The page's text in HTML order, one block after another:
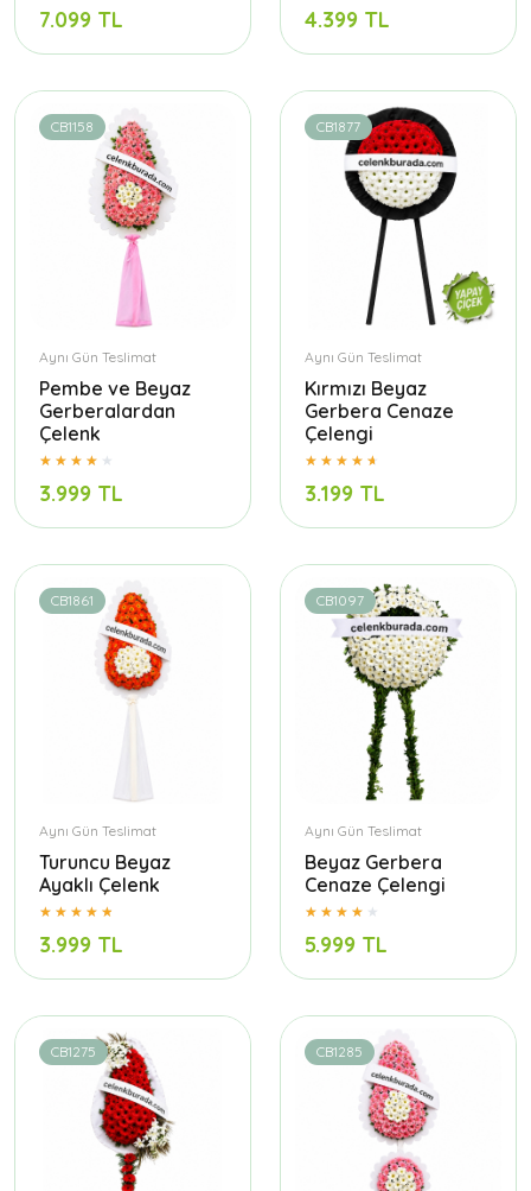
7.099 TL 4.399 TL
CB1158
Aynı Gün Teslimat
Pembe ve Beyaz
Gerberalardan
Çelenk
3.999 TL
CB1877
Aynı Gün Teslimat
Kırmızı Beyaz
Gerbera Cenaze
Çelengi
3.199 TL
CB1861
Aynı Gün Teslimat
Turuncu Beyaz
Ayaklı Çelenk
3.999 TL
CB1097
Aynı Gün Teslimat
Beyaz Gerbera
Cenaze Çelengi
5.999 TL
CB1275 CB1285